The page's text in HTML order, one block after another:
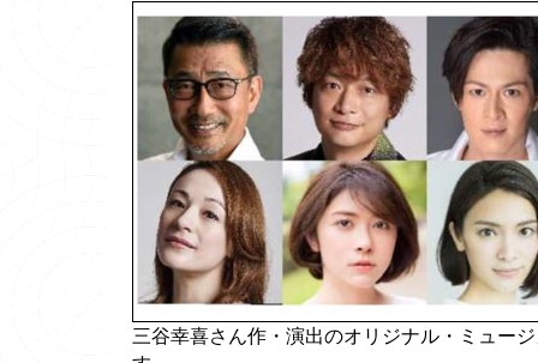
三谷幸喜さん作・演出のオリジナル・ミュー